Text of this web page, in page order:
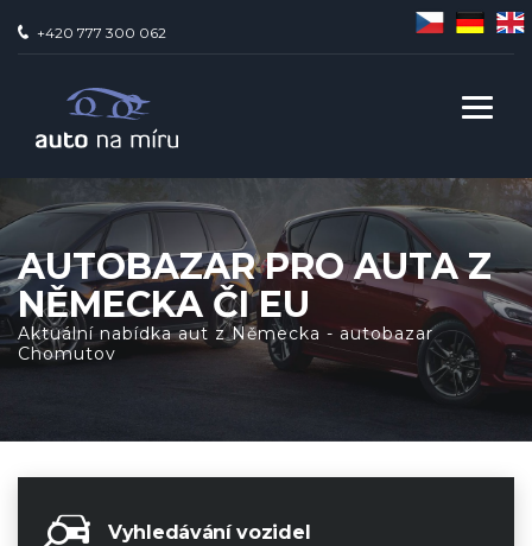
+420 777 300 062
AUTOBAZAR PRO AUTA Z
NĚMECKA ČI EU
Aktuální nabídka aut z Německa - autobazar
Chomutov
Vyhledávání vozidel